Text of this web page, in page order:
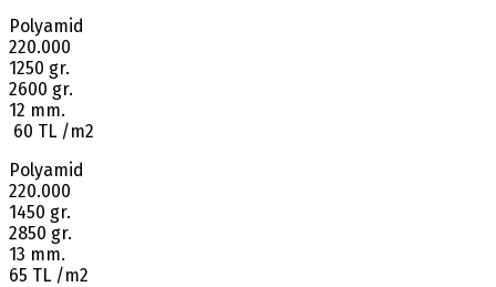
Polyamid
220.000
1250 gr.
2600 gr.
12 mm.
60 TL /m2
Polyamid
220.000
1450 gr.
2850 gr.
13 mm.
65 TL /m2